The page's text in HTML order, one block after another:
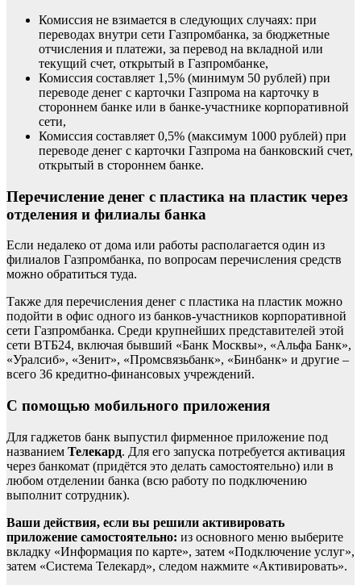
Комиссия не взимается в следующих случаях: при
переводах внутри сети Газпромбанка, за бюджетные
отчисления и платежи, за перевод на вкладной или
текущий счет, открытый в Газпромбанке,
Комиссия составляет 1,5% (минимум 50 рублей) при
переводе денег с карточки Газпрома на карточку в
стороннем банке или в банке-участнике корпоративной
сети,
Комиссия составляет 0,5% (максимум 1000 рублей) при
переводе денег с карточки Газпрома на банковский счет,
открытый в стороннем банке.
Перечисление денег с пластика на пластик через
отделения и филиалы банка
Если недалеко от дома или работы располагается один из
филиалов Газпромбанка, по вопросам перечисления средств
можно обратиться туда.
Также для перечисления денег с пластика на пластик можно
подойти в офис одного из банков-участников корпоративной
сети Газпромбанка. Среди крупнейших представителей этой
сети ВТБ24, включая бывший «Банк Москвы», «Альфа Банк»,
«Уралсиб», «Зенит», «Промсвязьбанк», «Бинбанк» и другие –
всего 36 кредитно-финансовых учреждений.
С помощью мобильного приложения
Для гаджетов банк выпустил фирменное приложение под
названием Телекард. Для его запуска потребуется активация
через банкомат (придётся это делать самостоятельно) или в
любом отделении банка (всю работу по подключению
выполнит сотрудник).
Ваши действия, если вы решили активировать
приложение самостоятельно: из основного меню выберите
вкладку «Информация по карте», затем «Подключение услуг»,
затем «Система Телекард», следом нажмите «Активировать».